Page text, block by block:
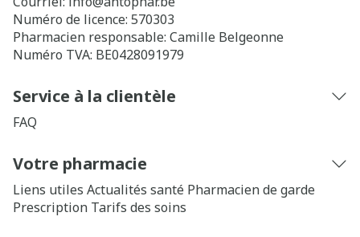
Numéro de licence: 570303
Pharmacien responsable: Camille Belgeonne
Numéro TVA: BE0428091979
Service à la clientèle
FAQ
Votre pharmacie
Liens utiles Actualités santé Pharmacien de garde
Prescription Tarifs des soins